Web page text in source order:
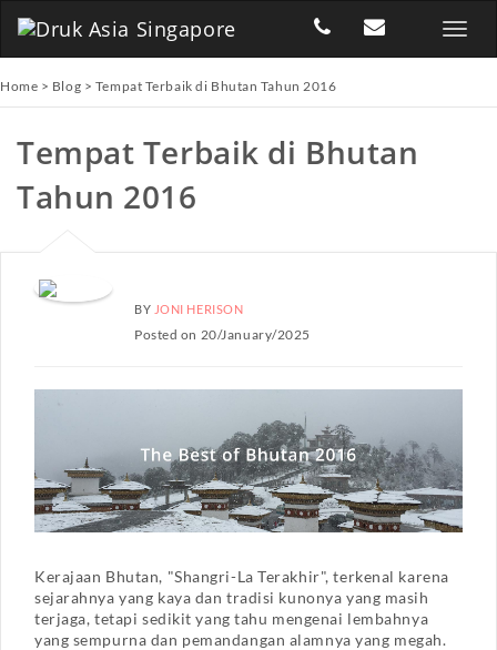
Home > Blog > Tempat Terbaik di Bhutan Tahun 2016
Tempat Terbaik di Bhutan
Tahun 2016
BY JONI HERISON
Posted on 20/January/2025
Kerajaan Bhutan, "Shangri-La Terakhir", terkenal karena
sejarahnya yang kaya dan tradisi kunonya yang masih
terjaga, tetapi sedikit yang tahu mengenai lembahnya
yang sempurna dan pemandangan alamnya yang megah.